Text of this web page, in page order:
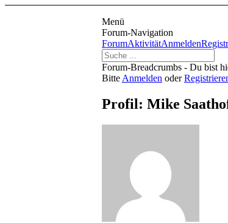
Menü
Forum-Navigation
ForumAktivitätAnmelden
Forum-Breadcrumbs - Du bist
Bitte Anmelden oder
Profil: Mike